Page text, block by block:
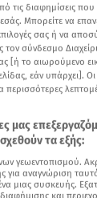
για
τις διαφημίσεις που
εσάς. Μπορείτε να
σας ή να
σύνδεσμο
[ή το αιωρούμενο
εάν υπάρχει].
περισσότερες
μας
τα εξής:
γεωεντοπισμού.
για αναγνώριση
μιας συσκευής.
και